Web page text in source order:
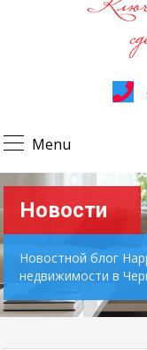
Menu
Новости
Новостной блог
недвижимости в